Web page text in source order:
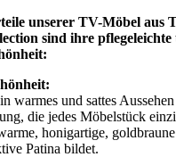
unserer TV-Möbel aus
sind ihre pflegeleichte
warmes und sattes
die jedes Möbelstück
honigartige,
Patina bildet.